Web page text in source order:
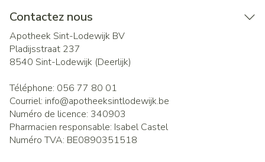
Contactez nous
Apotheek Sint-Lodewijk BV
Pladijsstraat 237
8540 Sint-Lodewijk (Deerlijk)
Téléphone: 056 77 80 01
Courriel: info@apotheeksintlodewijk.be
Numéro de licence: 340903
Pharmacien responsable: Isabel Castel
Numéro TVA: BE0890351518